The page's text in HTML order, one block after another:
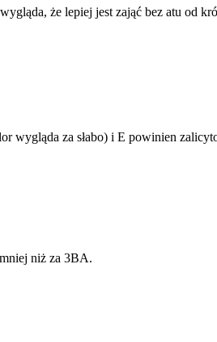
że lepiej jest zająć bez atu od
wygląda za słabo) i E powinien
niż za 3BA.